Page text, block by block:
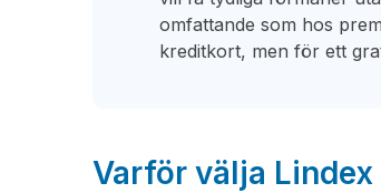
omfattande som hos
kreditkort, men för ett
Varför välja Lindex